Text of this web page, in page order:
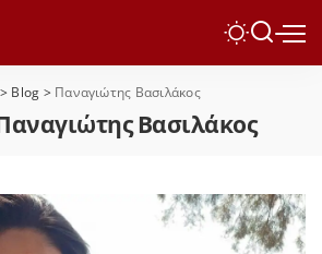
> Blog > Παναγιώτης Βασιλάκος
Βασιλάκος